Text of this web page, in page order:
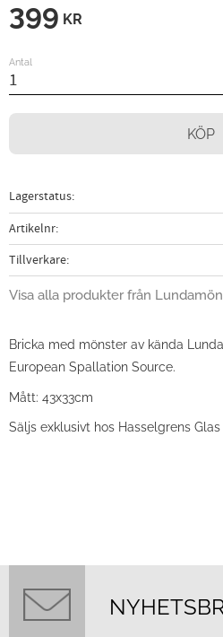
399 KR
Antal
KÖP
Lagerstatus
Artikelnr
Tillverkare
Visa alla produkter från
Bricka med mönster av kända
European Spallation Source.
Mått: 43x33cm
Säljs exklusivt hos Hasselgrens Glas